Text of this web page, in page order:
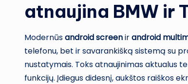
atnaujina BMW ir
Modernūsandroid screenirandroid
telefonu, bet ir savarankišką sistemą su
nustatymais. Toks atnaujinimas aktualus
funkcijų. Įdiegus didesnį, aukštos raiškos